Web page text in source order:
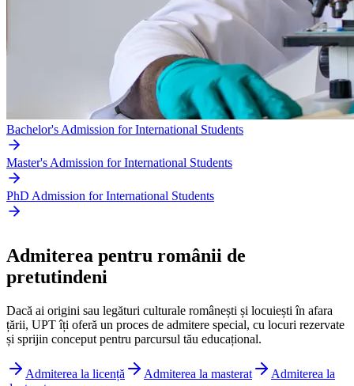
Bachelor's Admission for International Students
Master's Admission for International Students
PhD Admission for International Students
Admiterea pentru românii de
pretutindeni
Dacă ai origini sau legături culturale românești și locuiești în afara
țării, UPT îți oferă un proces de admitere special, cu locuri rezervate
și sprijin conceput pentru parcursul tău educațional.
Admiterea la licență Admiterea la masterat
Admiterea la